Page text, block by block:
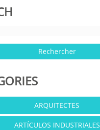
ARQUITECTES
ARTÍCULOS INDUSTRIALES